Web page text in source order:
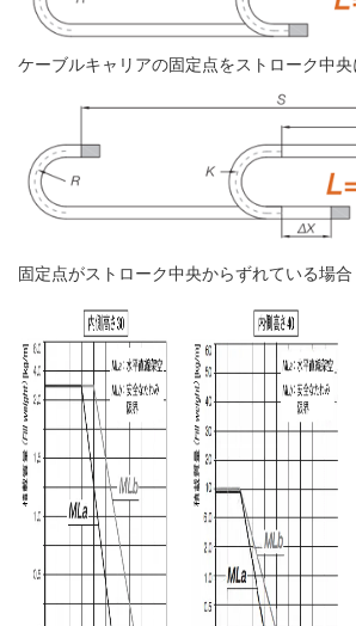
ケーブルキャリアの固定点をストローク中
固定点がストローク中央からずれている場合